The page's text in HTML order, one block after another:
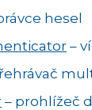
hesel
–
– prohlížeč